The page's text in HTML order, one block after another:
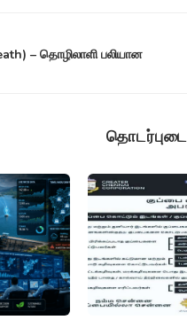
– தொழிலாளி பலியான